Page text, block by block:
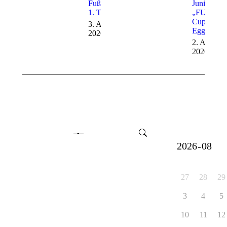
Fußballcamp
1. Tag
3. August
2026
Junioren –
„FUNino“
Cup in
Eggenrot
2. August
2026
27 28 29
3 4 5
10 11 12